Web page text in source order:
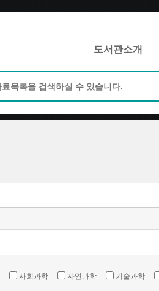
도서관소개
사회과학 자연과학 기술과학